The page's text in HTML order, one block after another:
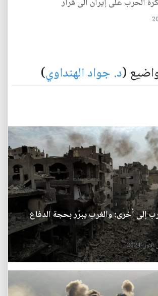
الحرب على إيران الى قرار
(د. جواد الهنداوي)
إلى أخرى: والغرب يبرّر بحجة الدفاع